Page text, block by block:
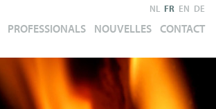
PROFESSIONALS NOUVELLES CONTACT
NL FR EN DE